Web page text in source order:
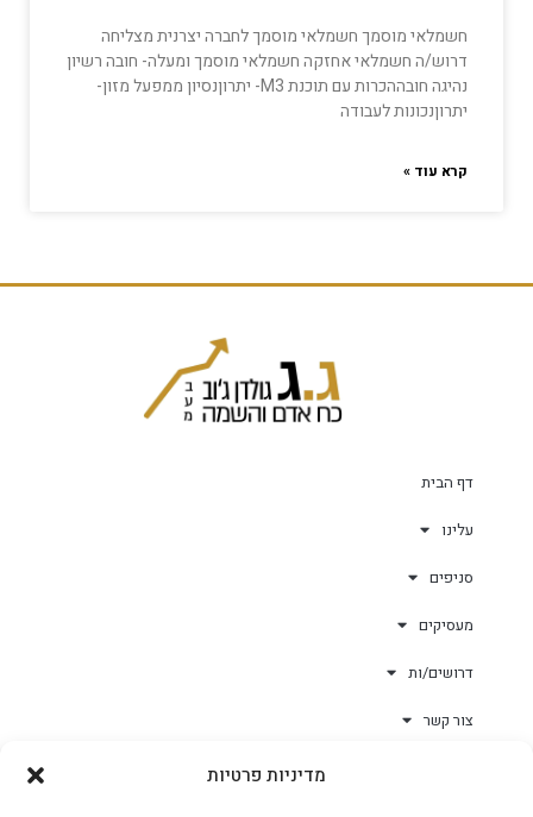
מדיניות פרטיות
חשמלאי מוסמך חשמלאי מוסמך לחברה יצרנית מצליחה
דרוש/ה חשמלאי אחזקה חשמלאי מוסמך ומעלה- חובה רשיון
נהיגה חובההכרות עם תוכנת M3- יתרוןנסיון ממפעל מזון-
יתרוןנכונות לעבודה
קרא עוד »
דף הבית
עלינו
סניפים
מעסיקים
דרושים/ות
צור קשר